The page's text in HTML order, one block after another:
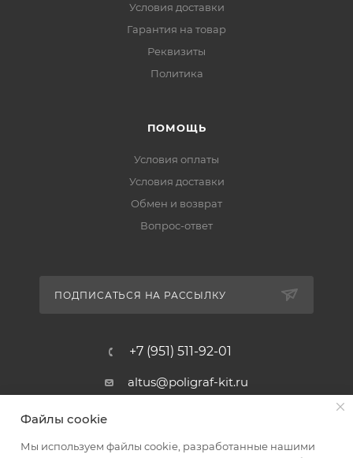
Условия доставки
Гарантия на товар
Реквизиты
Политика
ПОМОЩЬ
Условия оплаты
Условия доставки
Обмен и возврат
Вопрос-ответ
ПОДПИСАТЬСЯ НА РАССЫЛКУ
+7 (951) 511-92-01
altus@poligraf-kit.ru
Магазин-склад ТЦ "Альтус"
пос. Янтарный, Малое Зеленое
Файлы cookie
Мы используем файлы cookie, разработанные нашими